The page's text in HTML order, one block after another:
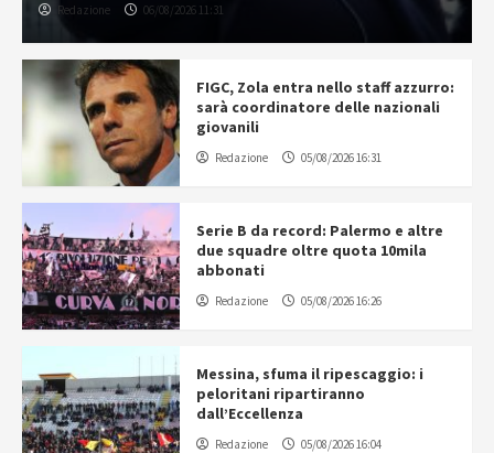
Redazione 06/08/2026 11:31
FIGC, Zola entra nello staff azzurro:
sarà coordinatore delle nazionali
giovanili
Redazione 05/08/2026 16:31
Serie B da record: Palermo e altre
due squadre oltre quota 10mila
abbonati
Redazione 05/08/2026 16:26
Messina, sfuma il ripescaggio: i
peloritani ripartiranno
dall’Eccellenza
Redazione 05/08/2026 16:04